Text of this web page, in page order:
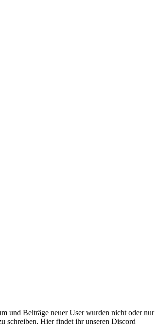
und Beiträge neuer User wurden nicht oder nur
schreiben. Hier findet ihr unseren Discord